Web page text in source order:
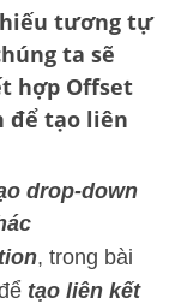
tương tự
ta sẽ
hợp Offset
để tạo liên
drop-down
, trong bài
tạo liên kết